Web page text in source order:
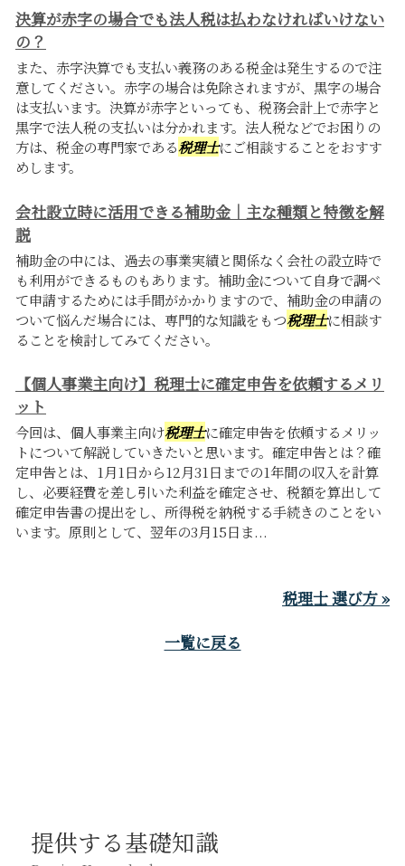
決算が赤字の場合でも法人税は払わなければいけない
の？
また、赤字決算でも支払い義務のある税金は発生するので注
意してください。赤字の場合は免除されますが、黒字の場合
は支払います。決算が赤字といっても、税務会計上で赤字と
黒字で法人税の支払いは分かれます。法人税などでお困りの
方は、税金の専門家である税理士にご相談することをおすす
めします。
会社設立時に活用できる補助金｜主な種類と特徴を解
説
補助金の中には、過去の事業実績と関係なく会社の設立時で
も利用ができるものもあります。補助金について自身で調べ
て申請するためには手間がかかりますので、補助金の申請の
ついて悩んだ場合には、専門的な知識をもつ税理士に相談す
ることを検討してみてください。
【個人事業主向け】税理士に確定申告を依頼するメリ
ット
今回は、個人事業主向け税理士に確定申告を依頼するメリッ
トについて解説していきたいと思います。確定申告とは？確
定申告とは、1月1日から12月31日までの1年間の収入を計算
し、必要経費を差し引いた利益を確定させ、税額を算出して
確定申告書の提出をし、所得税を納税する手続きのことをい
います。原則として、翌年の3月15日ま...
税理士 選び方 »
一覧に戻る
提供する基礎知識